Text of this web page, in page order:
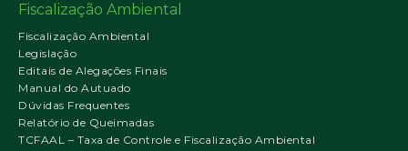
Fiscalização Ambiental
Fiscalização Ambiental
Legislação
Editais de Alegações Finais
Manual do Autuado
Dúvidas Frequentes
Relatório de Queimadas
TCFAAL – Taxa de Controle e Fiscalização Ambiental